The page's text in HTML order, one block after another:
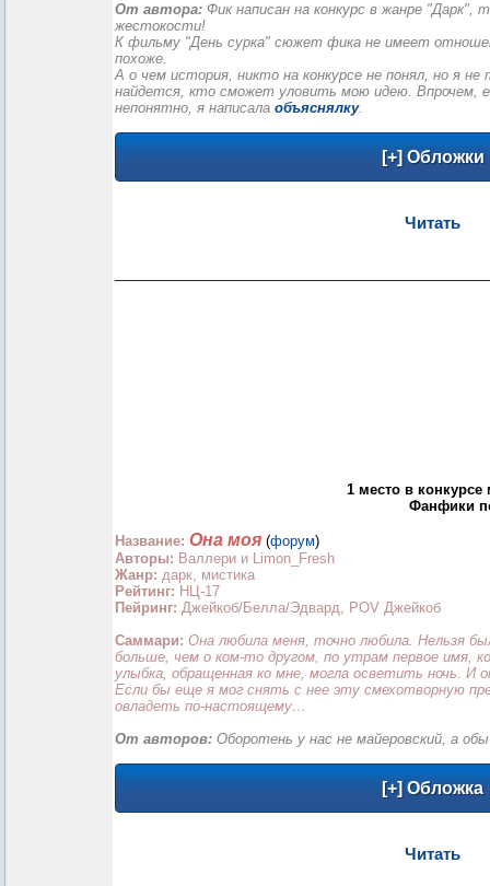
От автора: Фик написан на конкурс в жанре "Дарк",
жестокости!
К фильму "День сурка" сюжет фика не имеет
похоже.
А о чем история, никто на конкурсе не понял, но я
найдется, кто сможет уловить мою идею. Впрочем,
непонятно, я написала объяснялку.
Читать
1 место в
Фанфики
Название: Она моя (форум)
Авторы: Валлери и Limon_Fresh
Жанр: дарк, мистика
Рейтинг: НЦ-17
Пейринг: Джейкоб/Белла/Эдвард, POV Джейкоб
Саммари: Она любила меня, точно любила. Нельзя
больше, чем о ком-то другом, по утрам первое имя,
улыбка, обращенная ко мне, могла осветить ночь. И
Если бы еще я мог снять с нее эту смехотворную
овладеть по-настоящему…
От авторов: Оборотень у нас не майеровский, а
Читать